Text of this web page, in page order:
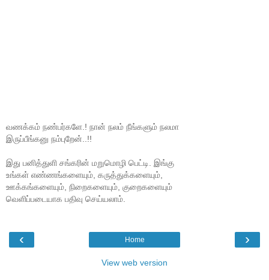
வணக்கம் நண்பர்களே.! நான் நலம் நீங்களும் நலமா
இருப்பீங்கனு நம்புறேன்..!!
இது பனித்துளி சங்கரின் மறுமொழி பெட்டி. இங்கு
உங்கள் எண்ணங்களையும், கருத்துக்களையும்,
ஊக்கங்களையும், நிறைகளையும், குறைகளையும்
வெளிப்படையாக பதிவு செய்யலாம்.
‹ ›
Home
View web version